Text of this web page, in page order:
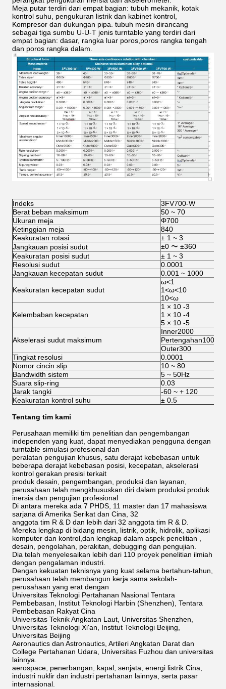
Meja putar terdiri dari empat bagian: tubuh mekanik, kotak
kontrol suhu, pengukuran listrik dan kabinet kontrol,
Kompresor dan dukungan pipa. tubuh mesin dirancang
sebagai tiga sumbu U-U-T jenis turntable yang terdiri dari
empat bagian: dasar, rangka luar poros,poros rangka tengah
dan poros rangka dalam.
Indeks
3FV700-W
Berat beban maksimum
50 ~ 70
Ukuran meja
Φ700
Ketinggian meja
840
Keakuratan rotasi
± 1 ~ 3
Jangkauan posisi sudut
±0 〜 ±360
Keakuratan posisi sudut
± 1 ~ 3
Resolusi sudut
0.0001
Jangkauan kecepatan sudut
0.001 ~ 1000
Keakuratan kecepatan sudut
ω<1
1<ω<10
10<ω
Kelembaban kecepatan
1 × 10 -3
1 × 10 -4
5 × 10 -5
Akselerasi sudut maksimum
Inner2000
Pertengahan1000
Outer300
Tingkat resolusi
0.0001
Nomor cincin slip
10 ~ 80
Bandwidth sistem
5 ~ 50Hz
Suara slip-ring
0.03
Jarak tangki
-60 ~ + 120
Keakuratan kontrol suhu
± 0.5
Tentang tim kami
Perusahaan memiliki tim penelitian dan pengembangan
independen yang kuat, dapat menyediakan pengguna dengan
turntable simulasi profesional dan
peralatan pengujian khusus, satu derajat kebebasan untuk
beberapa derajat kebebasan posisi, kecepatan, akselerasi
kontrol gerakan presisi terkait
produk desain, pengembangan, produksi dan layanan,
perusahaan telah mengkhususkan diri dalam produksi produk
inersia dan pengujian profesional
Di antara mereka ada 7 PHDS, 11 master dan 17 mahasiswa
sarjana di Amerika Serikat dan Cina, 32
anggota tim R & D dan lebih dari 32 anggota tim R & D.
Mereka lengkap di bidang mesin, listrik, optik, hidrolik, aplikasi
komputer dan kontrol,dan lengkap dalam aspek penelitian ,
desain, pengolahan, perakitan, debugging dan pengujian.
Dia telah menyelesaikan lebih dari 110 proyek penelitian ilmiah
dengan pengalaman industri.
Dengan kekuatan teknisnya yang kuat selama bertahun-tahun,
perusahaan telah membangun kerja sama sekolah-
perusahaan yang erat dengan
Universitas Teknologi Pertahanan Nasional Tentara
Pembebasan, Institut Teknologi Harbin (Shenzhen), Tentara
Pembebasan Rakyat Cina
Universitas Teknik Angkatan Laut, Universitas Shenzhen,
Universitas Teknologi Xi'an, Institut Teknologi Beijing,
Universitas Beijing
Aeronautics dan Astronautics, Artileri Angkatan Darat dan
College Pertahanan Udara, Universitas Fuzhou dan universitas
lainnya.
aerospace, penerbangan, kapal, senjata, energi listrik Cina,
industri nuklir dan industri pertahanan lainnya, serta pasar
internasional.